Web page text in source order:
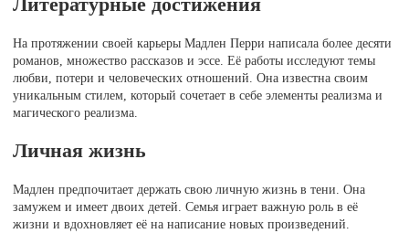
Литературные достижения
На протяжении своей карьеры Мадлен Перри написала более десяти
романов, множество рассказов и эссе. Её работы исследуют темы
любви, потери и человеческих отношений. Она известна своим
уникальным стилем, который сочетает в себе элементы реализма и
магического реализма.
Личная жизнь
Мадлен предпочитает держать свою личную жизнь в тени. Она
замужем и имеет двоих детей. Семья играет важную роль в её
жизни и вдохновляет её на написание новых произведений.